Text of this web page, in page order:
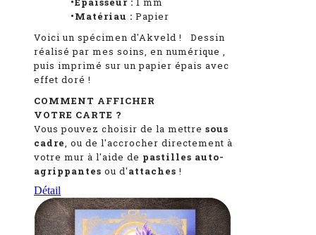
•Matériau : Papier
Voici un spécimen d'Akveld !
Dessin
réalisé par mes soins, en numérique ,
puis imprimé sur un papier épais avec
effet doré !
COMMENT AFFICHER
VOTRE CARTE ?
Vous pouvez choisir de la mettre sous
cadre, ou de l'accrocher directement à
votre mur à l'aide de pastilles auto-
agrippantes ou d'attaches !
Détail